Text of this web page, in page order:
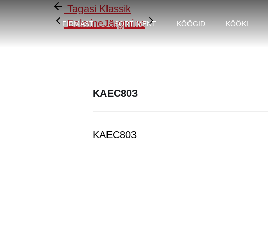
FIRMAST SORTIMENT KÖÖGID KÖÖKI
Tagasi Klassik
EelmineJärgmine
KAEC803
KAEC803